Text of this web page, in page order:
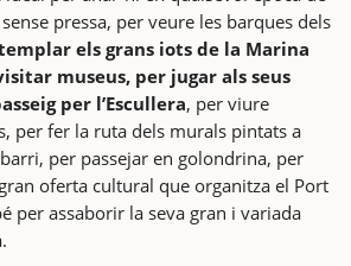
pressa, per veure les barques dels
els grans iots de la Marina
museus, per jugar als seus
per l’Escullera, per viure
per fer la ruta dels murals pintats a
per passejar en golondrina, per
oferta cultural que organitza el Port
per assaborir la seva gran i variada